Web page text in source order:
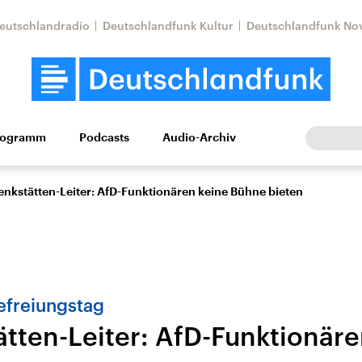
Deutschlandfunk Kultur Deutschlandfunk
Wissen Kultur Europa
Iran
Faktenchecks
Podcasts Audio-Archiv
Leiter: AfD-Funktionären keine Bühne bieten
Leiter: AfD-